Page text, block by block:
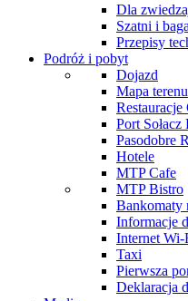
Dla
Szatni i
Przepisy
Podróż i pobyt
Dojazd
Mapa terenu
Port
Pasodobre
Hotele
MTP Cafe
MTP Bistro
Bankomaty
Informacje
Internet Wi-
Taxi
Pierwsza
Deklaracja